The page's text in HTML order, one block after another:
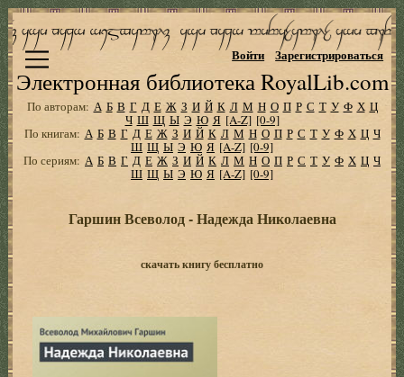
Электронная библиотека RoyalLib.com
Войти Зарегистрироваться
По авторам: А Б В Г Д Е Ж З И Й К Л М Н О П Р С Т У Ф Х Ц
Ч Ш Щ Ы Э Ю Я [A-Z] [0-9]
По книгам: А Б В Г Д Е Ж З И Й К Л М Н О П Р С Т У Ф Х Ц Ч
Ш Щ Ы Э Ю Я [A-Z] [0-9]
По сериям: А Б В Г Д Е Ж З И Й К Л М Н О П Р С Т У Ф Х Ц Ч
Ш Щ Ы Э Ю Я [A-Z] [0-9]
Гаршин Всеволод - Надежда Николаевна
скачать книгу бесплатно